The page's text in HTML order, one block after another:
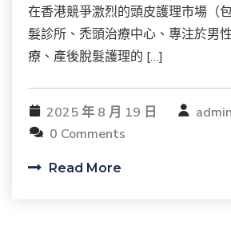
在香港競爭激烈的頭皮護理市場（
髮診所、禿頭治療中心、專注於男
療、產後脫髮護理的 […]
2025 年 8 月 19 日
admin
0 Comments
Read More